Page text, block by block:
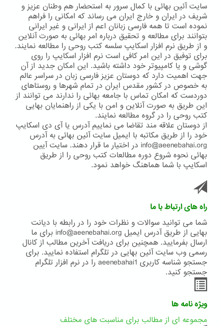
سایت آئین بهائی با کمال سرور به استحضار هم وطنان عزیز و
شریف در ایران و خارج ایران می رساند که امکانی را فراهم
نموده است تا همه فارسی زبانان اعم از ایرانی و غیر ایرانی
بتوانند برای مطالعه و تحقیق درباره امر بهائی به صورت آنلاین
و از طریق نرم افزار اسکایپ سلسه کتب روحی را مطالعه نمایند.
برای توفیق در این امر کافی است نرم افزار اسکایپ را روی
گوشی و یا کامپیوتر خود داشته باشید. این امکان جدید از آن
جهت اهمیت دارد که دوستان عزیز فارسی زبان در سراسر عالم
به خصوص در کشور مقدس ایران در تمام شهرها و روستاهای
دوردست که امکان تماس با جامعه بهائی را ندارند می توانند از
این طریق به صورت آنلاین و امن با یکی از راهنمایان بهایی
کتب روحی را در گروه مطالعه نمایند.
از دوستان علاقه مند تقاضا می نماییم آدرس یا آی دی اسکایپ
خود را از طریق مکاتبه با ایمیل سایت آئین بهائی به آدرس
info@aeenebahai.org در اختیار ما قرار دهند. سایت آیین
بهائی نحوه شروع دوره مطالعات کتب روحی را از طریق
اسکایپ با شما هماهنگ خواهد نمود.
راه های ارتباط با ما
شما می توانید سوالات و نظرات خود را در رابطه با دیانت
بهایی از طریق آدرس ایمیل info@aeenebahai.org برای ما
ارسال بفرمایید. همچنین برای دریافت آخرین مطالب از کانال
رسمی وب سایت آئین بهایی در تلگرام استفاده نمایید. برای
جستجو شناسه کاربری aeenebahai1 را در نرم افزار تلگرام
جستجو کنید.
ویژه نامه ها
مجموعه ای از مطالب برای مناسبت های مختلف